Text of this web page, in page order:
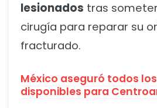
lesionados tras
cirugía para reparar su
fracturado.
México aseguró todos
disponibles para